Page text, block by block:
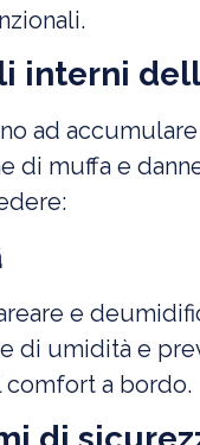
interni
ad
di muffa e
e
di umidità e
a bordo.